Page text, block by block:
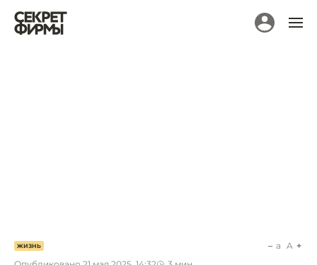
ЖИЗНЬ a A